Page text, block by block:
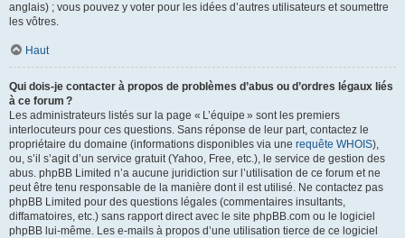
anglais) ; vous pouvez y voter pour les idées d’autres utilisateurs et soumettre
les vôtres.
Haut
Qui dois-je contacter à propos de problèmes d’abus ou d’ordres légaux liés
à ce forum ?
Les administrateurs listés sur la page « L’équipe » sont les premiers
interlocuteurs pour ces questions. Sans réponse de leur part, contactez le
propriétaire du domaine (informations disponibles via une requête WHOIS),
ou, s’il s’agit d’un service gratuit (Yahoo, Free, etc.), le service de gestion des
abus. phpBB Limited n’a aucune juridiction sur l’utilisation de ce forum et ne
peut être tenu responsable de la manière dont il est utilisé. Ne contactez pas
phpBB Limited pour des questions légales (commentaires insultants,
diffamatoires, etc.) sans rapport direct avec le site phpBB.com ou le logiciel
phpBB lui-même. Les e-mails à propos d’une utilisation tierce de ce logiciel